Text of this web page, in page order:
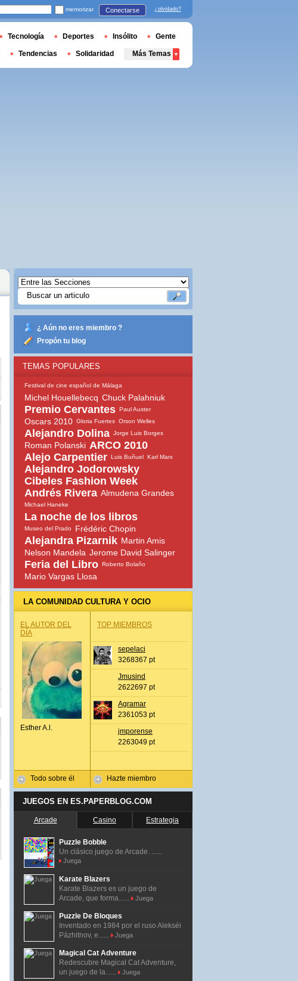
¿ Aún no eres miembro ?
Propón tu blog
TEMAS POPULARES
Festival de cine español de Málaga
Michel Houellebecq Chuck Palahniuk
Premio Cervantes Paul Auster
Oscars 2010 Gloria Fuertes Orson Welles
Alejandro Dolina Jorge Luis Borges
Roman Polanski ARCO 2010
Alejo Carpentier Luis Buñuel Karl Marx
Alejandro Jodorowsky
Cibeles Fashion Week
Andrés Rivera Almudena Grandes
Michael Haneke
La noche de los libros
Museo del Prado Frédéric Chopin
Alejandra Pizarnik Martin Amis
Nelson Mandela Jerome David Salinger
Feria del Libro Roberto Bolaño
Mario Vargas Llosa
LA COMUNIDAD CULTURA Y OCIO
EL AUTOR DEL
DÍA
Esther A.l.
Todo sobre él
TOP MIEMBROS
sepelaci
3268367 pt
Jmusind
2622697 pt
Agramar
2361053 pt
jmporense
2263049 pt
Hazte miembro
JUEGOS EN ES.PAPERBLOG.COM
Arcade Casino Estrategia
Puzzle Bobble
Un clásico juego de Arcade. ......
Juega
Karate Blazers
Karate Blazers es un juego de
Arcade, que forma......
Juega
Puzzle De Bloques
Inventado en 1984 por el ruso Alekséi
Pázhitnov, e......
Juega
Magical Cat Adventure
Redescubre Magical Cat Adventure,
un juego de la......
Juega
memorizar Conectarse ¿olvidado?
Tecnología Deportes Insólito Gente
Tendencias Solidaridad Más Temas